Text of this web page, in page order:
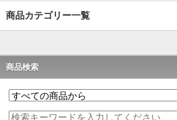
商品カテゴリー一覧
商品検索